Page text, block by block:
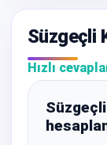
Süzgeçli
Hızlı